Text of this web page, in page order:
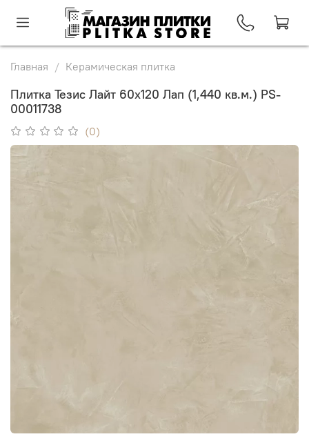
Главная Керамическая плитка
Плитка Тезис Лайт 60x120 Лап (1,440 кв.м.) PS-
00011738
(0)